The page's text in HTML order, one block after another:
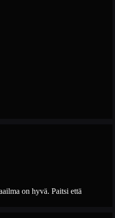
on hyvä. Paitsi että